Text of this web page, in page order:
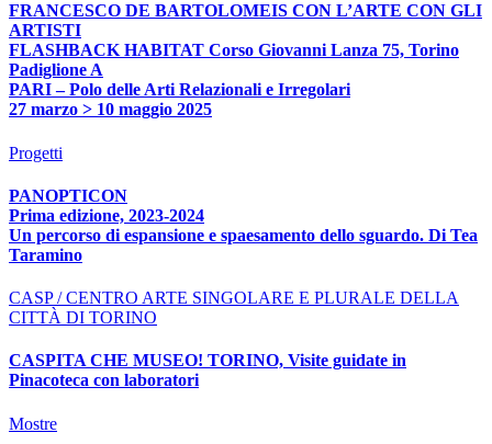
FRANCESCO DE BARTOLOMEIS CON L’ARTE CON GLI
ARTISTI
FLASHBACK HABITAT Corso Giovanni Lanza 75, Torino
Padiglione A
PARI – Polo delle Arti Relazionali e Irregolari
27 marzo > 10 maggio 2025
Progetti
PANOPTICON
Prima edizione, 2023-2024
Un percorso di espansione e spaesamento dello sguardo. Di Tea
Taramino
CASP / CENTRO ARTE SINGOLARE E PLURALE DELLA
CITTÀ DI TORINO
CASPITA CHE MUSEO! TORINO, Visite guidate in
Pinacoteca con laboratori
Mostre